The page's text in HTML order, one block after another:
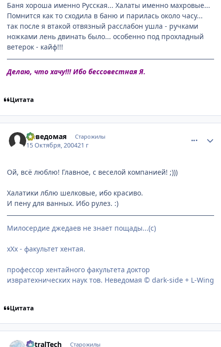
Баня хороша именно Русская... Халаты именно махровые...
Помнится как то сходила в баню и парилась около часу...
так после я втакой отвязный расслабон ушла - ручками
ножками лень двинать было... особенно под прохладный
ветерок - кайф!!!
Делаю, что хачу!!! Ибо бессовестная Я.
Цитата
Неведомая Старожилы
15 Октября, 200421 г
Ой, всё люблю! Главное, с веселой компанией! ;)))
Халатики лблю шелковые, ибо красиво.
И пену для ванных. Ибо рулез. :)
Милосердие джедаев не знает пощады...(с)
хХх - факультет хентая.
профессор хентайного факультета доктор
извратехнических наук тов. Неведомая © dark-side + L-Wing
Цитата
AstralTech Старожилы